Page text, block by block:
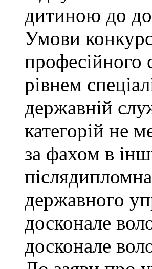
дитиною до
Умови
професійного
рівнем
державній
категорій не
за фахом в
державного
досконале
досконале